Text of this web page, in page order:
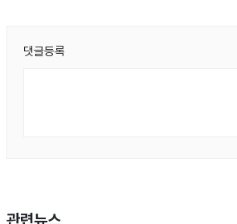
댓글등록